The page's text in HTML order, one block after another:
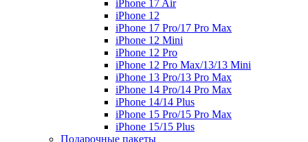
iPhone 17 Air
iPhone 12
iPhone 17 Pro/17 Pro Max
iPhone 12 Mini
iPhone 12 Pro
iPhone 12 Pro Max/13/13 Mini
iPhone 13 Pro/13 Pro Max
iPhone 14 Pro/14 Pro Max
iPhone 14/14 Plus
iPhone 15 Pro/15 Pro Max
iPhone 15/15 Plus
Подарочные пакеты